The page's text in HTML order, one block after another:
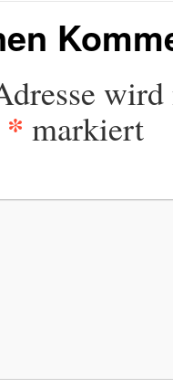
* markiert